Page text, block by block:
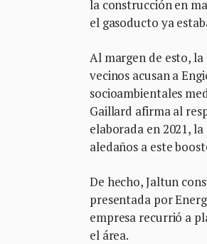
la construcción en
el gasoducto ya
Al margen de esto,
vecinos acusan a
socioambientales
Gaillard afirma al
elaborada en 2021,
aledaños a este
De hecho, Jaltun
presentada por
empresa recurrió a
el área.